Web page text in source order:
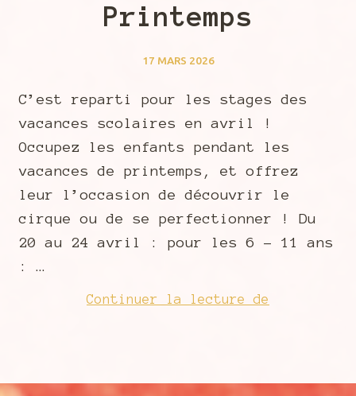
Printemps
17 MARS 2026
C’est reparti pour les stages des
vacances scolaires en avril !
Occupez les enfants pendant les
vacances de printemps, et offrez
leur l’occasion de découvrir le
cirque ou de se perfectionner ! Du
20 au 24 avril : pour les 6 – 11 ans
: …
Continuer la lecture de